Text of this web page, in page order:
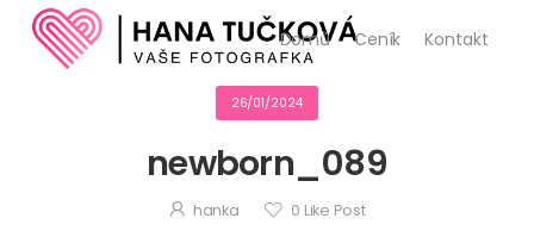
Domů Ceník Kontakt
26/01/2024
newborn_089
hanka 0 Like Post